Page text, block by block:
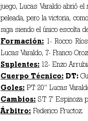
juego, Lucas Varaldo abrió
peleada, pero la victoria,
siga siendo el único escolta
Formación: 1- Rocco
Lucas Varaldo, 7- Franco
Suplentes: 12- Enzo
Cuerpo Técnico: DT:
Goles: PT 20’’ Lucas
Cambios: ST 7’ Espinoza
Árbitro: Federico Fructoz.